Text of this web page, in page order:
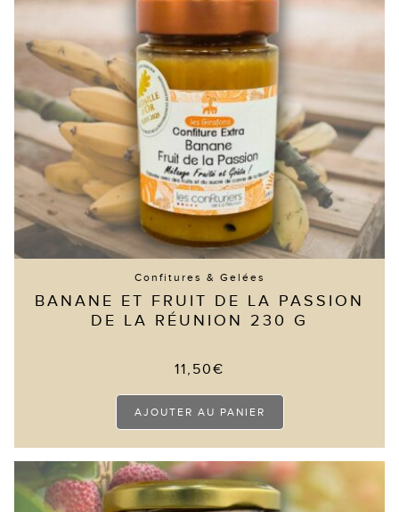
Confitures & Gelées
BANANE ET FRUIT DE LA PASSION
DE LA RÉUNION 230 G
11,50€
AJOUTER AU PANIER